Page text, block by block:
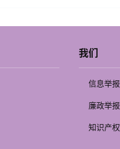
我们
信息举报
廉政举报
知识产